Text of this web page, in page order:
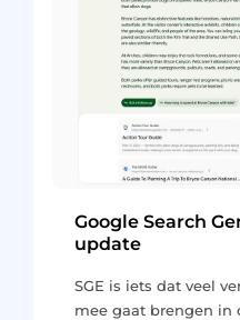
Google Search
update
SGE is iets dat veel
mee gaat brengen in